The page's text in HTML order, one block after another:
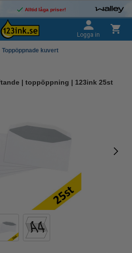
Alltid låga priser!
Logga in
Toppöppnade kuvert
| toppöppning | 123ink 25st